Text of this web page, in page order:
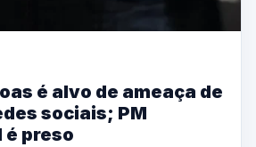
é alvo de ameaça de
sociais; PM
preso